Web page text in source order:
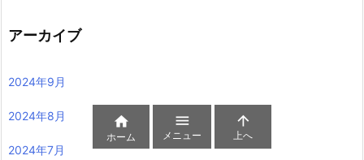
アーカイブ
2024年9月
2024年8月
2024年7月

ホーム

メニュー

上へ